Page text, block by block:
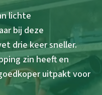
lichte
bij deze
drie keer sneller.
zin heeft en
uitpakt voor